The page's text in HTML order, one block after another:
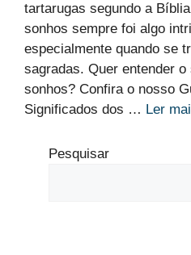
tartarugas segundo a
sonhos sempre foi algo
especialmente quando se
sagradas. Quer entender
sonhos? Confira o nosso
Significados dos … Ler
Pesquisar